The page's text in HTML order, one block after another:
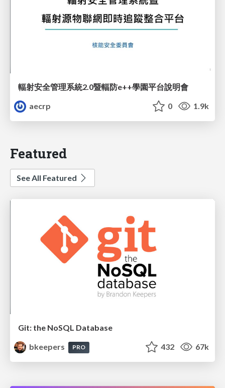
輻射安全管理系統2.0暨輻防e++學園平台說明會
aecrp
0 1.9k
Featured
See All Featured
Git: the NoSQL Database
bkeepers
PRO 432 67k